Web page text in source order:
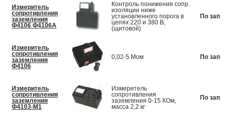
Измеритель
сопротивления
заземления
Ф4106 Ф4106А
Контроль понижения сопр.
изоляции ниже
установленного порога в
цепях 220 и 380 В,
(щитовой)
По
Измеритель
сопротивления
заземления
Ф4106
0,02-5 Мом По
Измеритель
сопротивления
заземления
Ф4103-М1
Измеритель
сопротивления
заземления 0-15 КОм,
масса 2,2 кг
По